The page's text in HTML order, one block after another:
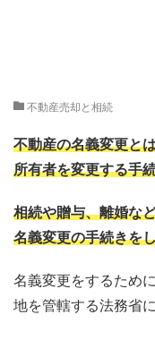
不動産売却と相続
不動産の名義変更と
所有者を変更する手
相続や贈与、離婚な
名義変更の手続きを
名義変更をするため
地を管轄する法務省